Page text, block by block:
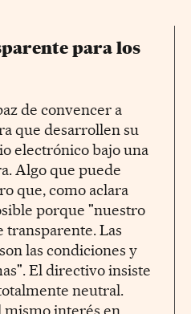
para los
de convencer a
que desarrollen su
electrónico bajo una
Algo que puede
que, como aclara
porque "nuestro
transparente. Las
las condiciones y
El directivo insiste
neutral.
mismo interés en